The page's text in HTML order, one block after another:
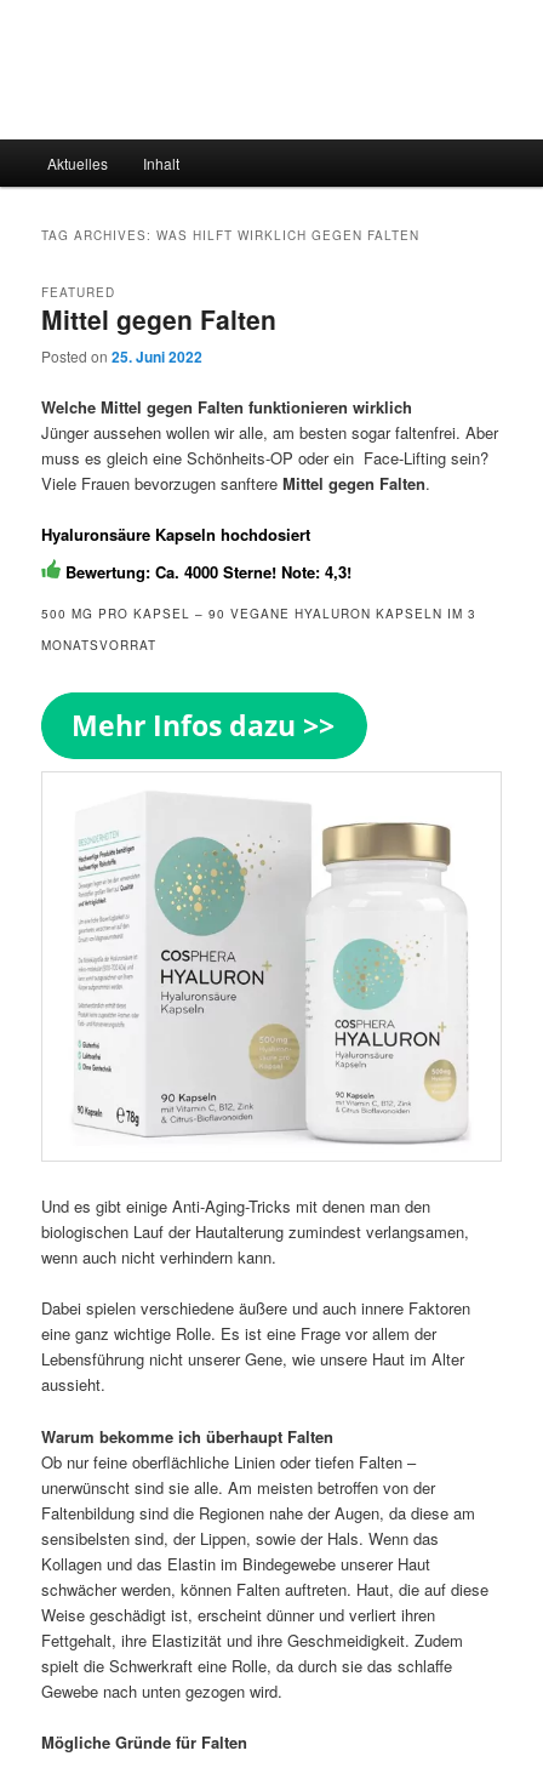
Aktuelles Inhalt
TAG ARCHIVES:WAS HILFT WIRKLICH GEGEN FALTEN
Mittel gegen Falten
FEATURED
Posted on25. Juni 2022
Welche Mittel gegen Falten funktionieren wirklich
Jünger aussehen wollen wir alle, am besten sogar faltenfrei. Aber
muss es gleich eine Schönheits-OP oder ein Face-Lifting sein?
Viele Frauen bevorzugen sanftereMittel gegen Falten.
Hyaluronsäure Kapseln hochdosiert
Bewertung: Ca. 4000 Sterne! Note: 4,3!
500 MG PRO KAPSEL – 90 VEGANE HYALURON KAPSELN IM 3
MONATSVORRAT
Und es gibt einige Anti-Aging-Tricks mit denen man den
biologischen Lauf der Hautalterung zumindest verlangsamen,
wenn auch nicht verhindern kann.
Dabei spielen verschiedene äußere und auch innere Faktoren
eine ganz wichtige Rolle. Es ist eine Frage vor allem der
Lebensführung nicht unserer Gene, wie unsere Haut im Alter
aussieht.
Warum bekomme ich überhaupt Falten
Ob nur feine oberflächliche Linien oder tiefen Falten –
unerwünscht sind sie alle. Am meisten betroffen von der
Faltenbildung sind die Regionen nahe der Augen, da diese am
sensibelsten sind, der Lippen, sowie der Hals. Wenn das
Kollagen und das Elastin im Bindegewebe unserer Haut
schwächer werden, können Falten auftreten. Haut, die auf diese
Weise geschädigt ist, erscheint dünner und verliert ihren
Fettgehalt, ihre Elastizität und ihre Geschmeidigkeit. Zudem
spielt die Schwerkraft eine Rolle, da durch sie das schlaffe
Gewebe nach unten gezogen wird.
Mögliche Gründe für Falten